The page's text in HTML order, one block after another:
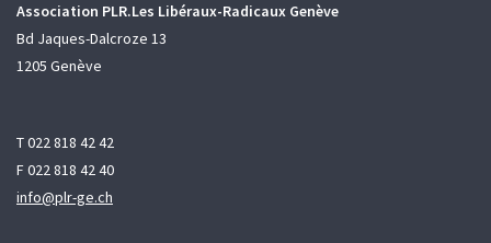
Association PLR.Les Libéraux-Radicaux Genève
Bd Jaques-Dalcroze 13
1205 Genève
T 022 818 42 42
F 022 818 42 40
info@plr-ge.ch